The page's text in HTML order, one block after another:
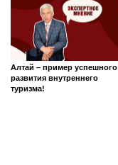
Алтай – пример успешного
развития внутреннего
туризма!